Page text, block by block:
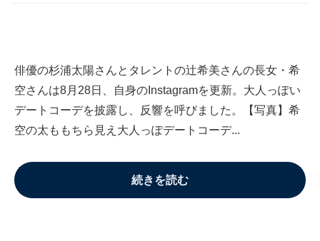
俳優の杉浦太陽さんとタレントの辻希美さんの長女・希
空さんは8月28日、自身のInstagramを更新。大人っぽい
デートコーデを披露し、反響を呼びました。【写真】希
空の太ももちら見え大人っぽデートコーデ...
続きを読む